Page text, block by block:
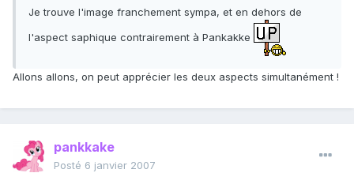
Je trouve l'image franchement sympa, et en dehors de
l'aspect saphique contrairement à Pankakke
Allons allons, on peut apprécier les deux aspects simultanément !
pankkake
Posté 6 janvier 2007